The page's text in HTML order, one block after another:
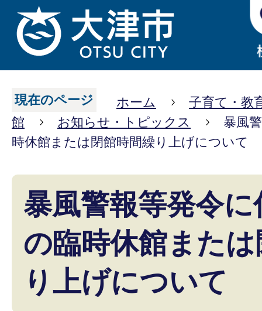
現在のページ ホーム
子育て・教
館
お知らせ・トピックス
暴風
時休館または閉館時間繰り上げについて
暴風警報等発令
の臨時休館また
り上げについて